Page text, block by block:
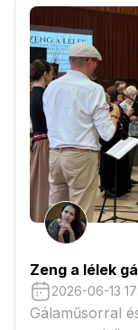
Zeng a lélek
2026-06-13
Gálaműsorral